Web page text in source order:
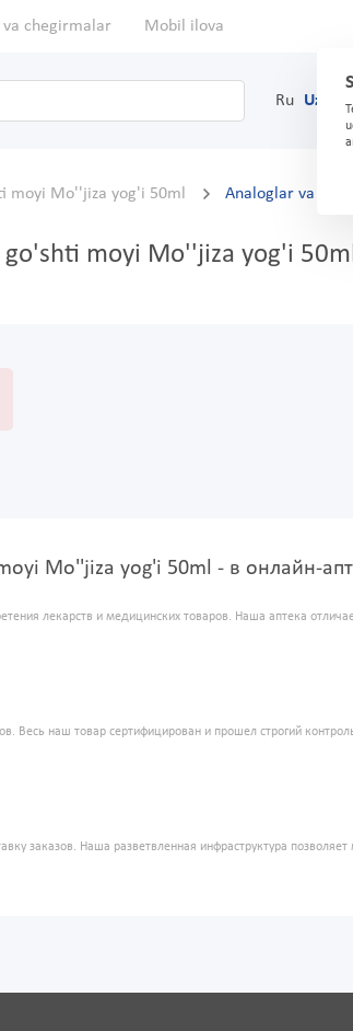
chegirmalar Mobil ilova
Ru Uz
moyi Mo''jiza yog'i 50ml Analoglar va
go'shti moyi Mo''jiza yog'i
Mo''jiza yog'i 50ml - в онлайн-
лекарств и медицинских товаров. Наша аптека
Весь наш товар сертифицирован и прошел строгий
заказов. Наша разветвленная инфраструктура